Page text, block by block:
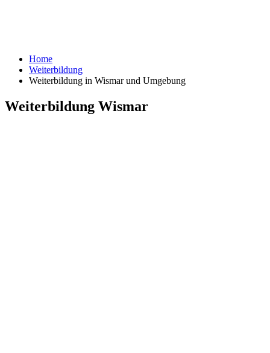
Home
Weiterbildung
Weiterbildung in Wismar und Umgebung
Weiterbildung Wismar